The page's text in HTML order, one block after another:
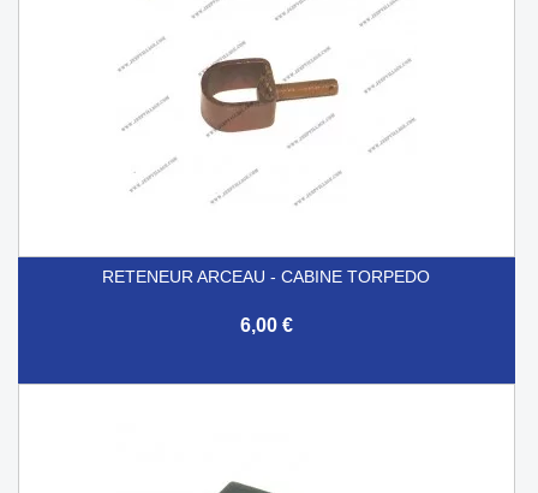
RETENEUR ARCEAU - CABINE TORPEDO
6,00 €